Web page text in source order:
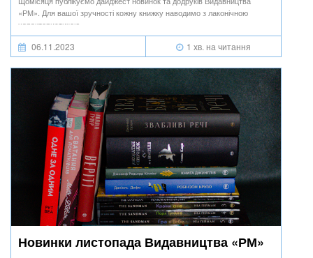
«РМ». Для вашої зручності кожну книжку наводимо з лаконічною
характеристикою.
06.11.2023 1 хв. на читання
Новинки листопада Видавництва «РМ»